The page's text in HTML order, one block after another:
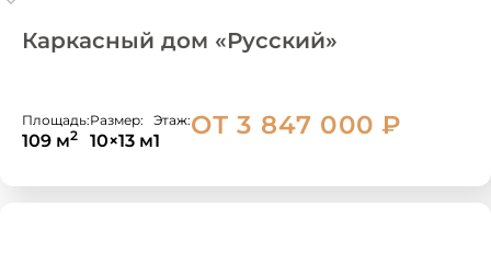
Каркасный дом «Русский»
Площадь:
109 м2
Размер:
10×13 м
Этаж:
1
ОТ 3 847 000 ₽